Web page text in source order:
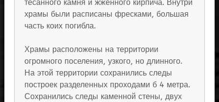
тесанного камня и жженного кирпича. Внутри
храмы были расписаны фресками, большая
часть коих погибла.
Храмы расположены на территории
огромного поселения, узкого, но длинного.
На этой территории сохранились следы
построек разделенных проходами б 4 метра.
Сохранились следы каменной стены, двух